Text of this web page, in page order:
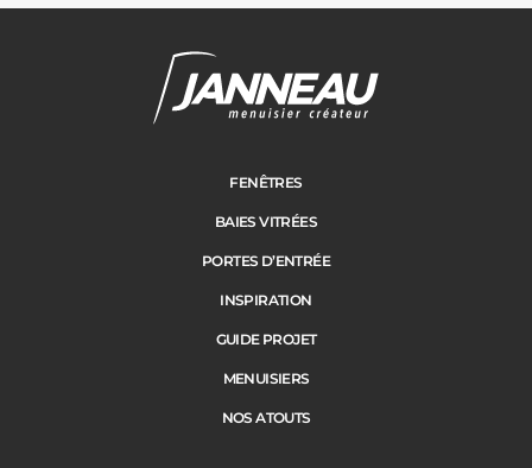
FENÊTRES
BAIES VITRÉES
PORTES D’ENTRÉE
INSPIRATION
GUIDE PROJET
MENUISIERS
NOS ATOUTS